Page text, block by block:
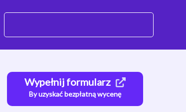
Wypełnij formularz
By uzyskać bezpłatną wycenę